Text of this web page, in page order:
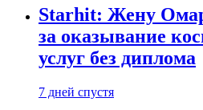
Starhit: Жену
за оказывание
услуг без диплома
7 дней спустя